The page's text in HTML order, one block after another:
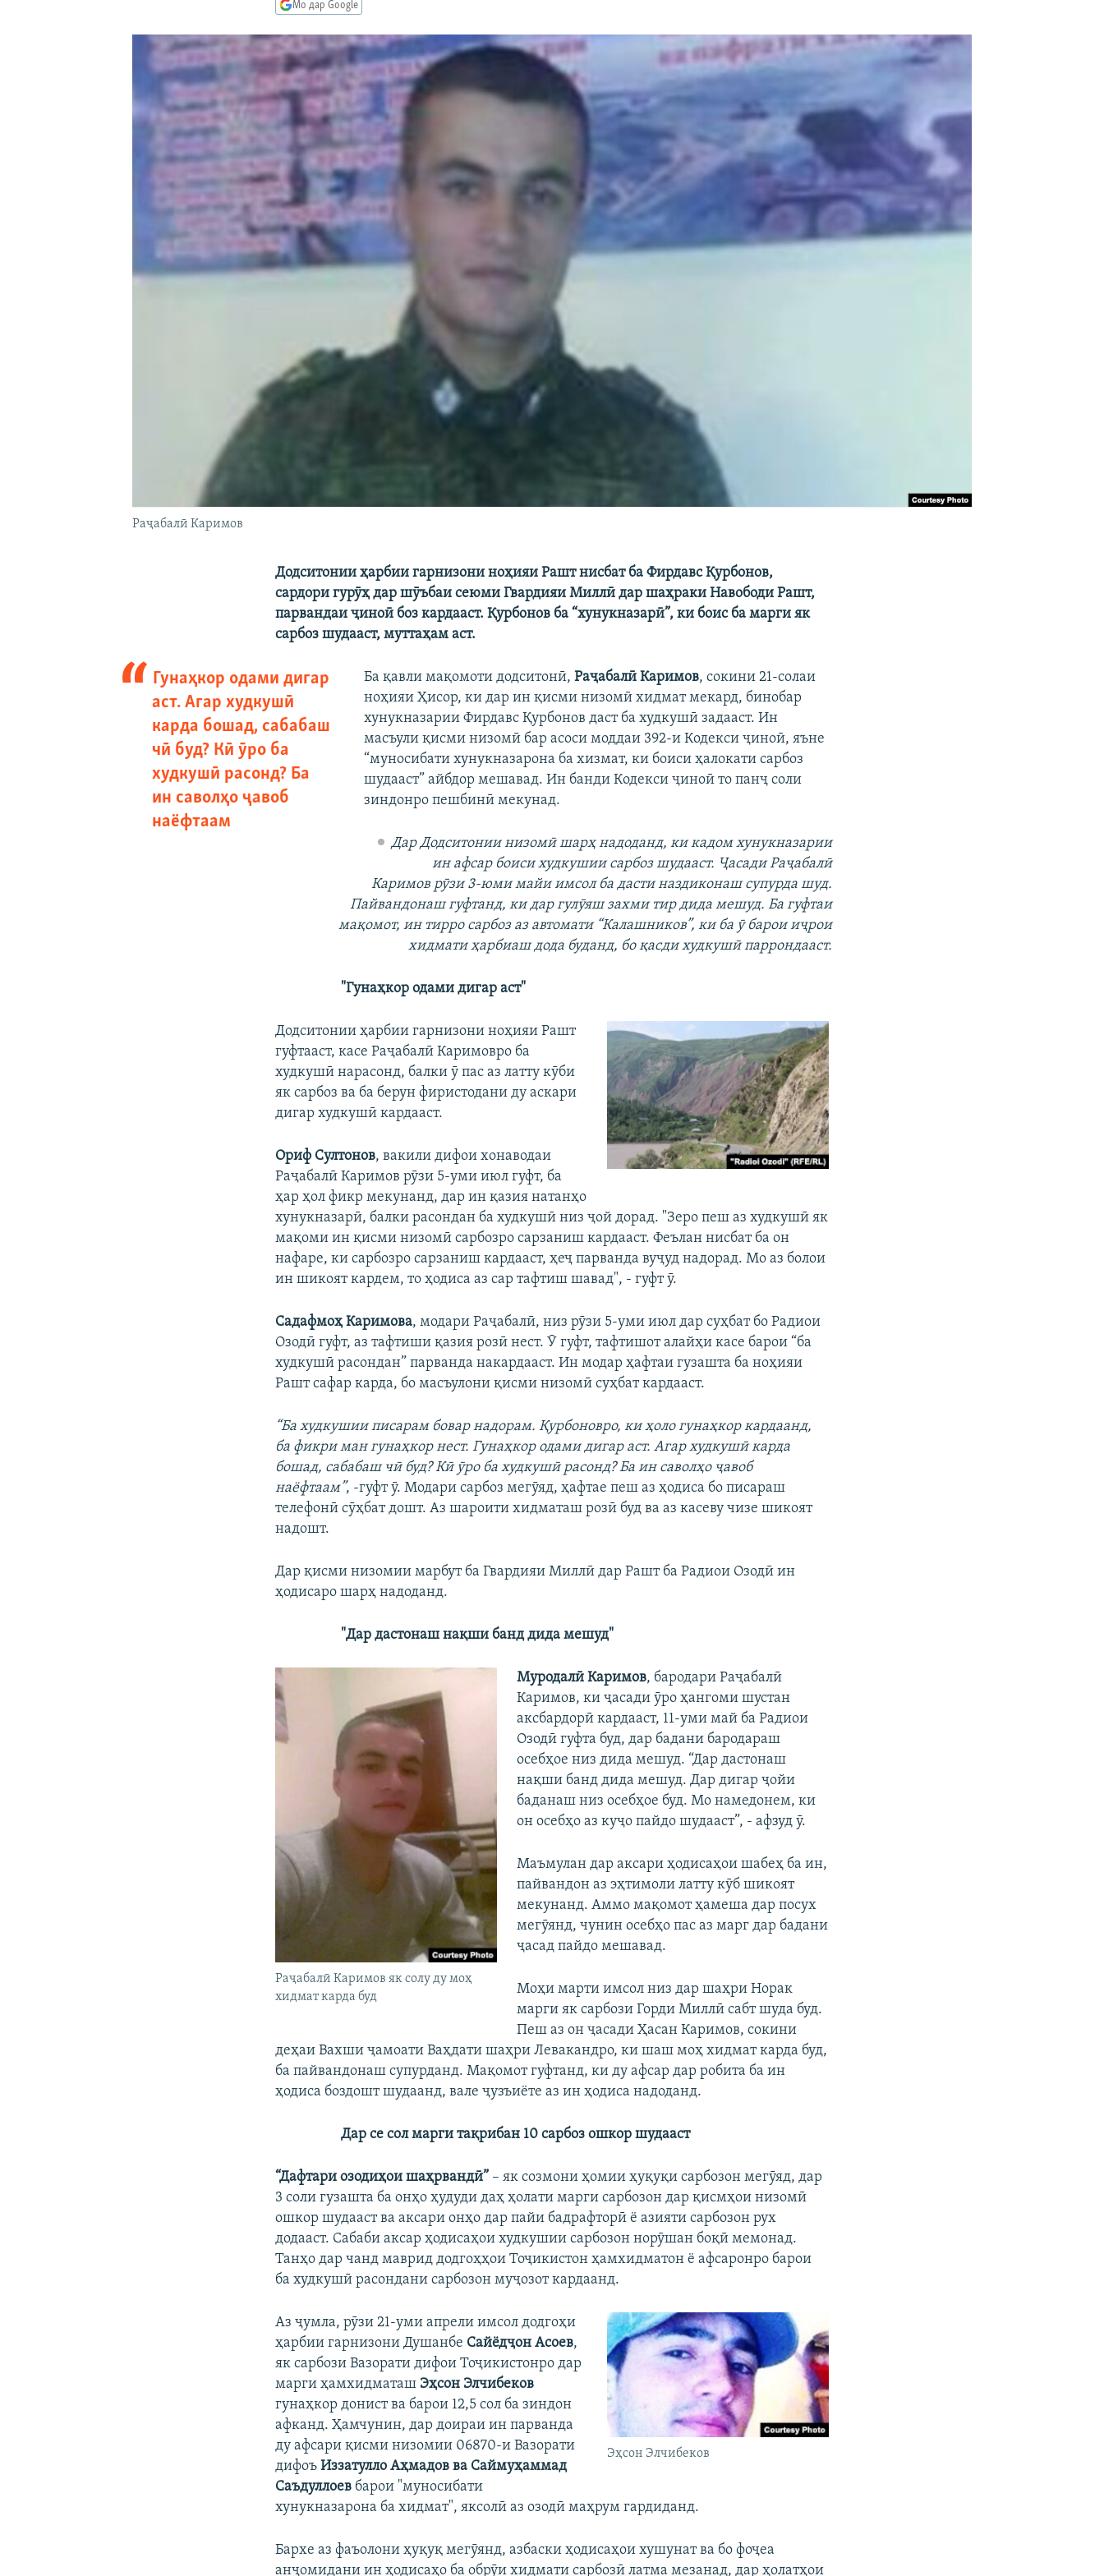
Мо дар Google
Раҷабалӣ Каримов
Додситонии ҳарбии гарнизони ноҳияи Рашт нисбат ба Фирдавс Қурбонов,
сардори гурӯҳ дар шӯъбаи сеюми Гвардияи Миллӣ дар шаҳраки Навободи Рашт,
парвандаи ҷиноӣ боз кардааст. Қурбонов ба “хунукназарӣ”, ки боис ба марги як
сарбоз шудааст, муттаҳам аст.
Гунаҳкор одами дигар
аст. Агар худкушӣ
карда бошад, сабабаш
чӣ буд? Кӣ ӯро ба
худкушӣ расонд? Ба
ин саволҳо ҷавоб
наёфтаам
Ба қавли мақомоти додситонӣ, Раҷабалӣ Каримов, сокини 21-солаи
ноҳияи Ҳисор, ки дар ин қисми низомӣ хидмат мекард, бинобар
хунукназарии Фирдавс Қурбонов даст ба худкушӣ задааст. Ин
масъули қисми низомӣ бар асоси моддаи 392-и Кодекси ҷиноӣ, яъне
“муносибати хунукназарона ба хизмат, ки боиси ҳалокати сарбоз
шудааст” айбдор мешавад. Ин банди Кодекси ҷиноӣ то панҷ соли
зиндонро пешбинӣ мекунад.
Дар Додситонии низомӣ шарҳ надоданд, ки кадом хунукназарии
ин афсар боиси худкушии сарбоз шудааст. Ҷасади Раҷабалӣ
Каримов рӯзи 3-юми майи имсол ба дасти наздиконаш супурда шуд.
Пайвандонаш гуфтанд, ки дар гулӯяш захми тир дида мешуд. Ба гуфтаи
мақомот, ин тирро сарбоз аз автомати “Калашников”, ки ба ӯ барои иҷрои
хидмати ҳарбиаш дода буданд, бо қасди худкушӣ паррондааст.
"Гунаҳкор одами дигар аст"
Додситонии ҳарбии гарнизони ноҳияи Рашт
гуфтааст, касе Раҷабалӣ Каримовро ба
худкушӣ нарасонд, балки ӯ пас аз латту кӯби
як сарбоз ва ба берун фиристодани ду аскари
дигар худкушӣ кардааст.
Ориф Султонов, вакили дифои хонаводаи
Раҷабалӣ Каримов рӯзи 5-уми июл гуфт, ба
ҳар ҳол фикр мекунанд, дар ин қазия натанҳо
хунукназарӣ, балки расондан ба худкушӣ низ ҷой дорад. "Зеро пеш аз худкушӣ як
мақоми ин қисми низомӣ сарбозро сарзаниш кардааст. Феълан нисбат ба он
нафаре, ки сарбозро сарзаниш кардааст, ҳеҷ парванда вуҷуд надорад. Мо аз болои
ин шикоят кардем, то ҳодиса аз сар тафтиш шавад", - гуфт ӯ.
Садафмоҳ Каримова, модари Раҷабалӣ, низ рӯзи 5-уми июл дар суҳбат бо Радиои
Озодӣ гуфт, аз тафтиши қазия розӣ нест. Ӯ гуфт, тафтишот алайҳи касе барои “ба
худкушӣ расондан” парванда накардааст. Ин модар ҳафтаи гузашта ба ноҳияи
Рашт сафар карда, бо масъулони қисми низомӣ суҳбат кардааст.
“Ба худкушии писарам бовар надорам. Қурбоновро, ки ҳоло гунаҳкор кардаанд,
ба фикри ман гунаҳкор нест. Гунаҳкор одами дигар аст. Агар худкушӣ карда
бошад, сабабаш чӣ буд? Кӣ ӯро ба худкушӣ расонд? Ба ин саволҳо ҷавоб
наёфтаам”, -гуфт ӯ. Модари сарбоз мегӯяд, ҳафтае пеш аз ҳодиса бо писараш
телефонӣ сӯҳбат дошт. Аз шароити хидматаш розӣ буд ва аз касеву чизе шикоят
надошт.
Дар қисми низомии марбут ба Гвардияи Миллӣ дар Рашт ба Радиои Озодӣ ин
ҳодисаро шарҳ надоданд.
"Дар дастонаш нақши банд дида мешуд"
Раҷабалӣ Каримов як солу ду моҳ
хидмат карда буд
Муродалӣ Каримов, бародари Раҷабалӣ
Каримов, ки ҷасади ӯро ҳангоми шустан
аксбардорӣ кардааст, 11-уми май ба Радиои
Озодӣ гуфта буд, дар бадани бародараш
осебҳое низ дида мешуд. “Дар дастонаш
нақши банд дида мешуд. Дар дигар ҷойи
баданаш низ осебҳое буд. Мо намедонем, ки
он осебҳо аз куҷо пайдо шудааст”, - афзуд ӯ.
Маъмулан дар аксари ҳодисаҳои шабеҳ ба ин,
пайвандон аз эҳтимоли латту кӯб шикоят
мекунанд. Аммо мақомот ҳамеша дар посух
мегӯянд, чунин осебҳо пас аз марг дар бадани
ҷасад пайдо мешавад.
Моҳи марти имсол низ дар шаҳри Норак
марги як сарбози Горди Миллӣ сабт шуда буд.
Пеш аз он ҷасади Ҳасан Каримов, сокини
деҳаи Вахши ҷамоати Ваҳдати шаҳри Левакандро, ки шаш моҳ хидмат карда буд,
ба пайвандонаш супурданд. Мақомот гуфтанд, ки ду афсар дар робита ба ин
ҳодиса боздошт шудаанд, вале ҷузъиёте аз ин ҳодиса надоданд.
Дар се сол марги тақрибан 10 сарбоз ошкор шудааст
“Дафтари озодиҳои шаҳрвандӣ” – як созмони ҳомии ҳуқуқи сарбозон мегӯяд, дар
3 соли гузашта ба онҳо ҳудуди даҳ ҳолати марги сарбозон дар қисмҳои низомӣ
ошкор шудааст ва аксари онҳо дар пайи бадрафторӣ ё азияти сарбозон рух
додааст. Сабаби аксар ҳодисаҳои худкушии сарбозон норӯшан боқӣ мемонад.
Танҳо дар чанд маврид додгоҳҳои Тоҷикистон ҳамхидматон ё афсаронро барои
ба худкушӣ расондани сарбозон муҷозот кардаанд.
Эҳсон Элчибеков
Аз ҷумла, рӯзи 21-уми апрели имсол додгоҳи
ҳарбии гарнизони Душанбе Сайёдҷон Асоев,
як сарбози Вазорати дифои Тоҷикистонро дар
марги ҳамхидматаш Эҳсон Элчибеков
гунаҳкор донист ва барои 12,5 сол ба зиндон
афканд. Ҳамчунин, дар доираи ин парванда
ду афсари қисми низомии 06870-и Вазорати
дифоъИззатулло Аҳмадов ва Саймуҳаммад
Саъдуллоев барои "муносибати
хунукназарона ба хидмат", яксолӣ аз озодӣ маҳрум гардиданд.
Бархе аз фаъолони ҳуқуқ мегӯянд, азбаски ҳодисаҳои хушунат ва бо фоҷеа
анҷомидани ин ҳодисаҳо ба обрӯи хидмати сарбозӣ латма мезанад, дар ҳолатҳои